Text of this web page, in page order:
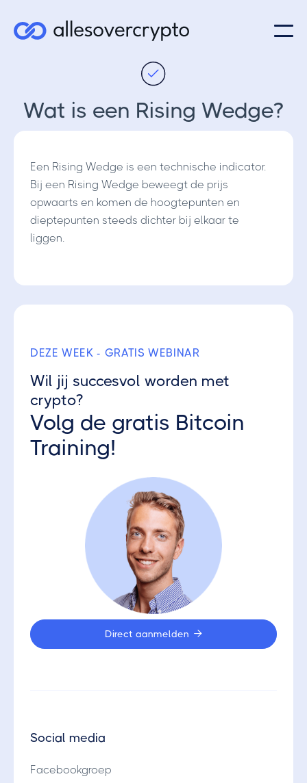
Wat is een Rising Wedge?
Een Rising Wedge is een technische indicator.
Bij een Rising Wedge beweegt de prijs
opwaarts en komen de hoogtepunten en
dieptepunten steeds dichter bij elkaar te
liggen.
DEZE WEEK - GRATIS WEBINAR
Wil jij succesvol worden met
crypto?
Volg de gratis Bitcoin
Training!
Direct aanmelden 
Social media
Facebookgroep